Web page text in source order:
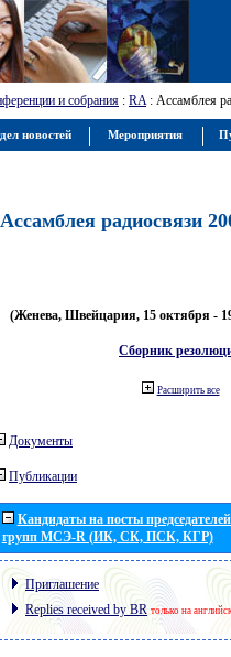
и собрания : RA: Ассамблея
Ассамблея радиосвязи
(Женева, Швейцария, 15 октября -
Сборник
Расширить все
Документы
Публикации
Кандидаты на посты
групп МСЭ-R (ИК, СК, ПСК, КГР)
Приглашение
Replies received by BR только на
новостей Мероприятия